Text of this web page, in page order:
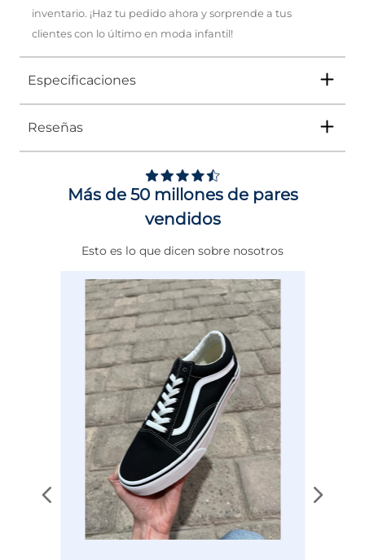
inventario. ¡Haz tu pedido ahora y sorprende a tus
clientes con lo último en moda infantil!
Especificaciones
Tipo
Género Niña
DE 0 A 4 cms
NORMAL
BLANCO
COMBATE
Reseñas
Más de 50 millones de pares
vendidos
Esto es lo que dicen sobre nosotros